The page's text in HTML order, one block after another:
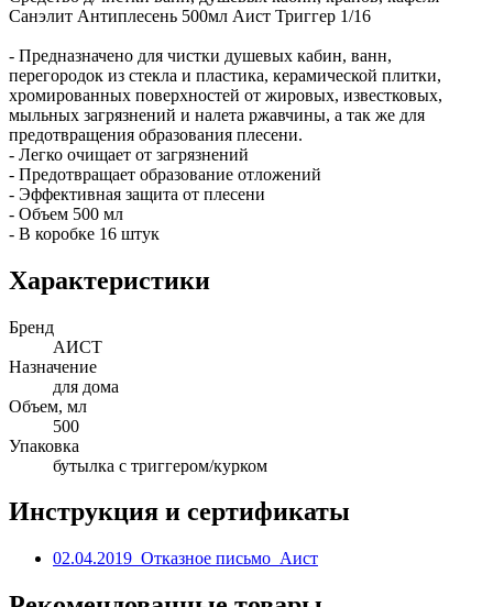
Санэлит Антиплесень 500мл Аист Триггер 1/16
- Предназначено для чистки душевых кабин, ванн,
перегородок из стекла и пластика, керамической плитки,
хромированных поверхностей от жировых, известковых,
мыльных загрязнений и налета ржавчины, а так же для
предотвращения образования плесени.
- Легко очищает от загрязнений
- Предотвращает образование отложений
- Эффективная защита от плесени
- Объем 500 мл
- В коробке 16 штук
Характеристики
Бренд
АИСТ
Назначение
для дома
Объем, мл
500
Упаковка
бутылка с триггером/курком
Инструкция и сертификаты
02.04.2019_Отказное письмо_Аист